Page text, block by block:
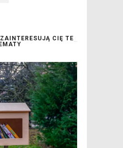
CIĘ TE